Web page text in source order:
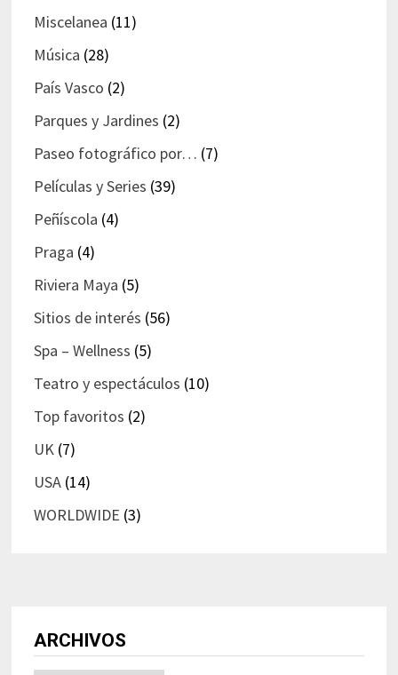
Miscelanea (11)
Música (28)
País Vasco (2)
Parques y Jardines (2)
Paseo fotográfico por… (7)
Películas y Series (39)
Peñíscola (4)
Praga (4)
Riviera Maya (5)
Sitios de interés (56)
Spa – Wellness (5)
Teatro y espectáculos (10)
Top favoritos (2)
UK(7)
USA(14)
WORLDWIDE (3)
ARCHIVOS